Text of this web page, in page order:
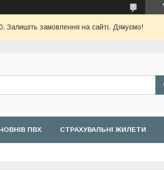
Залишіть замовлення на сайті. Дякуємо!
ПВХ СТРАХУВАЛЬНІ ЖИЛЕТИ